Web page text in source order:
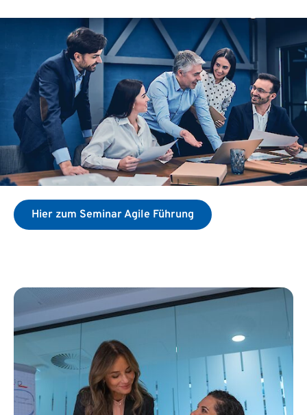
Hier zum Seminar Agile Führung